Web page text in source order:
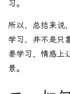
习。
所以，总结来说
学习，并不是只
要学习、情感上
景。